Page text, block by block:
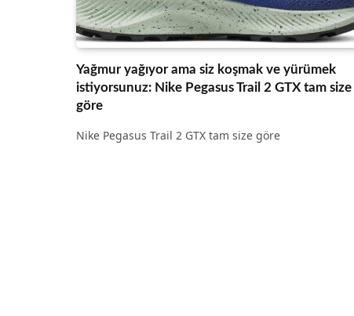
Yağmur yağıyor ama siz koşmak ve yürümek
istiyorsunuz: Nike Pegasus Trail 2 GTX tam size
göre
Nike Pegasus Trail 2 GTX tam size göre